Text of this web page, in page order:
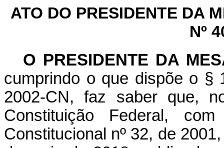
ATO DO PRESIDENTE DA
Nº
O PRESIDENTE DA
cumprindo o que dispõe o §
2002-CN, faz saber que,
Constituição Federal,
Constitucional nº 32, de